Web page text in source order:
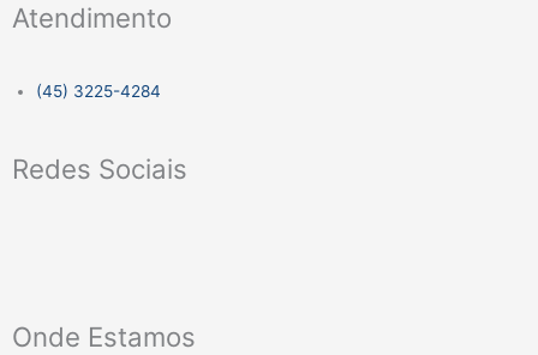
Atendimento
(45) 3225-4284
Redes Sociais
a n
Onde Estamos